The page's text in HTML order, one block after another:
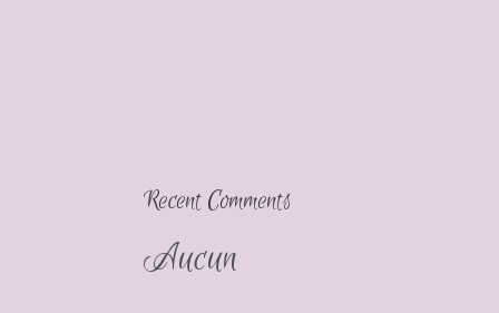
Recent Comments
Aucun